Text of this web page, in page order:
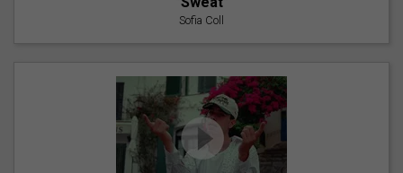
Sofia Coll